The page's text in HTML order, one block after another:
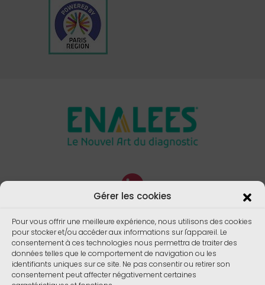
Gérer les cookies
Pour vous offrir une meilleure expérience, nous utilisons des cookies
pour stocker et/ou accéder aux informations sur l'appareil. Le
consentement à ces technologies nous permettra de traiter des
données telles que le comportement de navigation ou les
identifiants uniques sur ce site. Ne pas consentir ou retirer son
consentement peut affecter négativement certaines